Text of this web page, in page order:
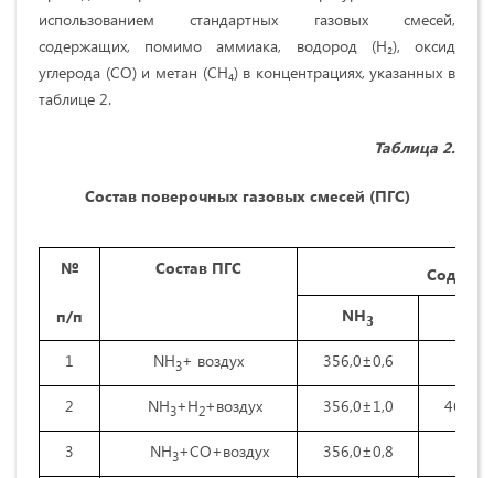
использованием стандартных газовых смесей,
содержащих, помимо аммиака, водород (H₂), оксид
углерода (CO) и метан (CH₄) в концентрациях, указанных в
таблице 2.
Таблица 2.
Состав поверочных газовых смесей (ПГС)
№
п/п
Состав ПГС
NH3
1 NH3+ воздух 356,0±0,6
2 NH3+H2+воздух 356,0±1,0
3 NH3+CO+воздух 356,0±0,8